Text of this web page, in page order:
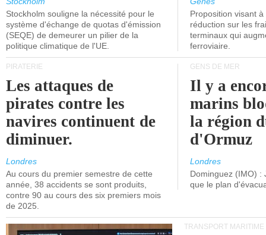
navires.
Stockholm souligne la nécessité pour le
système d'échange de quotas d'émission
(SEQE) de demeurer un pilier de la
politique climatique de l'UE.
politiciens.
Proposition visant
réduction sur les
terminaux qui
ferroviaire.
PIRATERIE
Les attaques de
pirates contre les
navires continuent de
diminuer.
Londres
Au cours du premier semestre de cette
année, 38 accidents se sont produits,
contre 90 au cours des six premiers mois
de 2025.
GENS DE MER
Il y a
marins
la région
d'Ormuz
Londres
Dominguez (IMO) :
que le plan
TRANSPORT MARITIME